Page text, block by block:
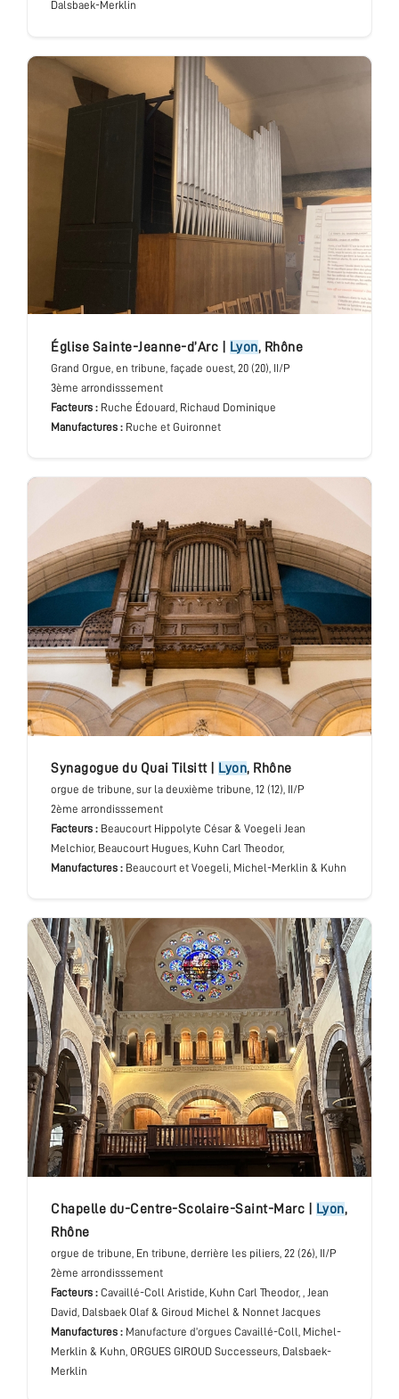
Dalsbaek-Merklin
église Sainte-Jeanne-d’Arc Lyon, Rhône
Grand Orgue, en tribune, façade ouest, 20 (20), II/P
3ème arrondisssement
Facteurs : Ruche Édouard, Richaud Dominique
Manufactures : Ruche et Guironnet
synagogue du Quai Tilsitt| Lyon, Rhône
orgue de tribune, sur la deuxième tribune, 12 (12), II/P
2ème arrondisssement
Facteurs : Beaucourt Hippolyte César & Voegeli Jean
Melchior, Beaucourt Hugues, Kuhn Carl Theodor,
Manufactures : Beaucourt et Voegeli, Michel-Merklin & Kuhn
chapelle du-Centre-Scolaire-Saint-Marc Lyon,
Rhône
orgue de tribune, En tribune, derrière les piliers, 22 (26), II/P
2ème arrondisssement
Facteurs : Cavaillé-Coll Aristide, Kuhn Carl Theodor, , Jean
David, Dalsbaek Olaf & Giroud Michel & Nonnet Jacques
Manufactures : Manufacture d’orgues Cavaillé-Coll, Michel-
Merklin & Kuhn, ORGUES GIROUD Successeurs, Dalsbaek-
Merklin